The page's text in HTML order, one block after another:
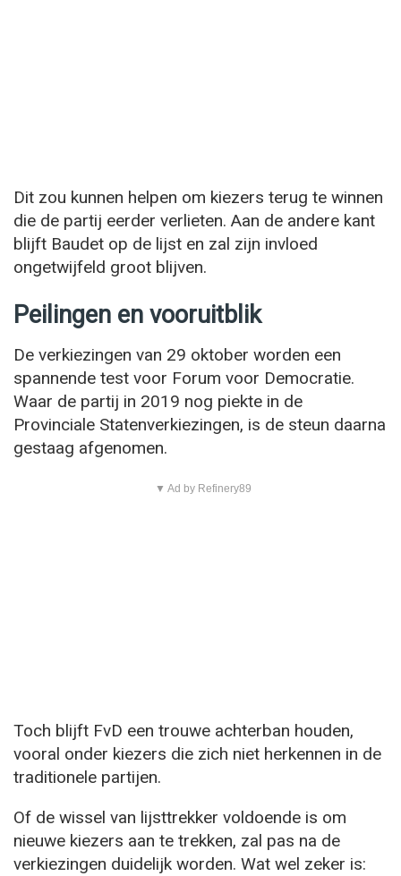
Dit zou kunnen helpen om kiezers terug te winnen
die de partij eerder verlieten. Aan de andere kant
blijft Baudet op de lijst en zal zijn invloed
ongetwijfeld groot blijven.
Peilingen en vooruitblik
De verkiezingen van 29 oktober worden een
spannende test voor Forum voor Democratie.
Waar de partij in 2019 nog piekte in de
Provinciale Statenverkiezingen, is de steun daarna
gestaag afgenomen.
▼ Ad by Refinery89
Toch blijft FvD een trouwe achterban houden,
vooral onder kiezers die zich niet herkennen in de
traditionele partijen.
Of de wissel van lijsttrekker voldoende is om
nieuwe kiezers aan te trekken, zal pas na de
verkiezingen duidelijk worden. Wat wel zeker is: